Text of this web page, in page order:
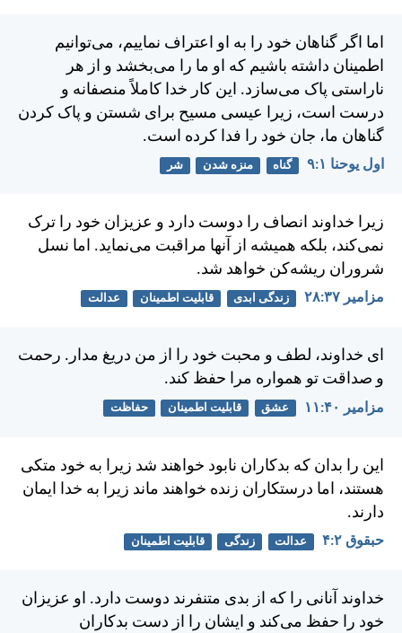
اما اگر گناهان خود را به او اعتراف نماييم، می‌توانيم
اطمينان داشته باشيم كه او ما را می‌بخشد و از هر
ناراستی پاک می‌سازد. اين كار خدا كاملاً منصفانه و
درست است، زيرا عيسی مسيح برای شستن و پاک كردن
گناهان ما، جان خود را فدا كرده است.
اول يوحنا ۱:‏۹ گناه منزه شدن شر
زيرا خداوند انصاف را دوست دارد و عزيزان خود را ترک
نمی‌كند، بلكه هميشه از آنها مراقبت می‌نمايد. اما نسل
شروران ريشه‌كن خواهد شد.
مزامير ۳۷:‏۲۸ زندگی ابدی قابلیت اطمینان عدالت
ای خداوند، لطف و محبت خود را از من دريغ مدار. رحمت
و صداقت تو همواره مرا حفظ كند.
مزامير ۴۰:‏۱۱ عشق قابلیت اطمینان حفاظت
اين را بدان كه بدكاران نابود خواهند شد زيرا به خود متكی
هستند، اما درستكاران زنده خواهند ماند زيرا به خدا ايمان
دارند.
حبقوق ۲:‏۴ عدالت زندگی قابلیت اطمینان
خداوند آنانی را كه از بدی متنفرند دوست دارد. او عزيزان
خود را حفظ می‌كند و ايشان را از دست بدكاران